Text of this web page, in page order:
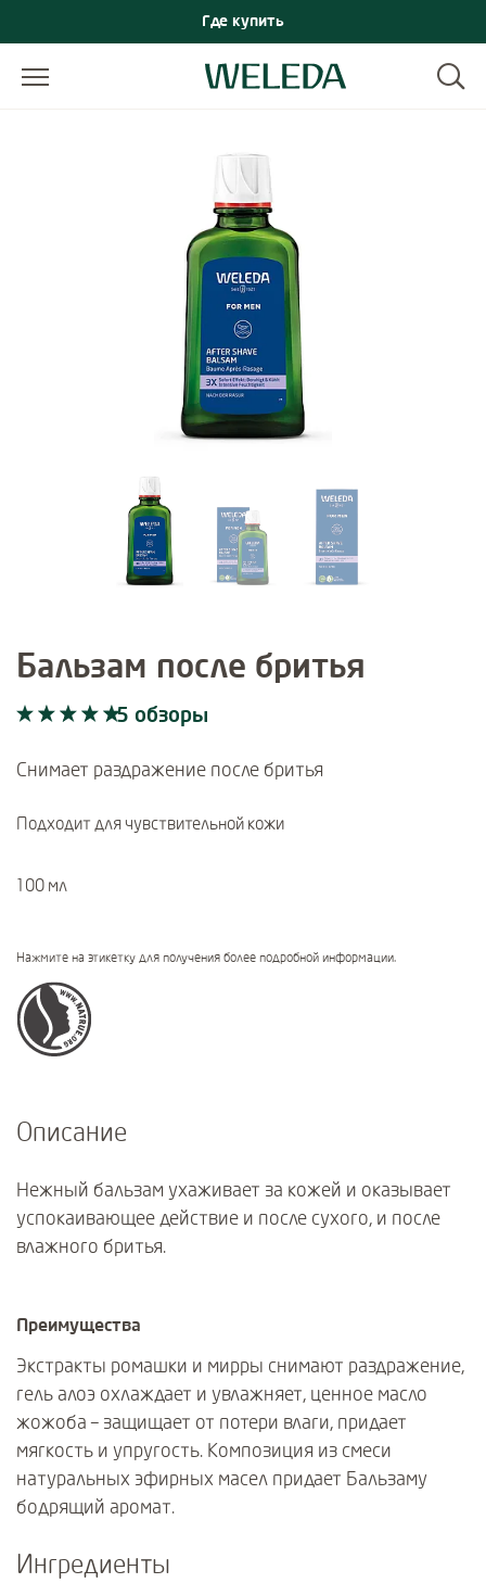
Где купить
Бальзам после бритья
Current rating: 5 out of 5 stars rated by 5 customers
5 обзоры
5 обзоры
Снимает раздражение после бритья
Подходит для чувствительной кожи
100 мл
Certifications
Нажмите на этикетку для получения более подробной информации.
Описание
Нежный бальзам ухаживает за кожей и оказывает
успокаивающее действие и после сухого, и после
влажного бритья.
Преимущества
Экстракты ромашки и мирры снимают раздражение,
гель алоэ охлаждает и увлажняет, ценное масло
жожоба – защищает от потери влаги, придает
мягкость и упругость. Композиция из смеси
натуральных эфирных масел придает Бальзаму
бодрящий аромат.
Ингредиенты